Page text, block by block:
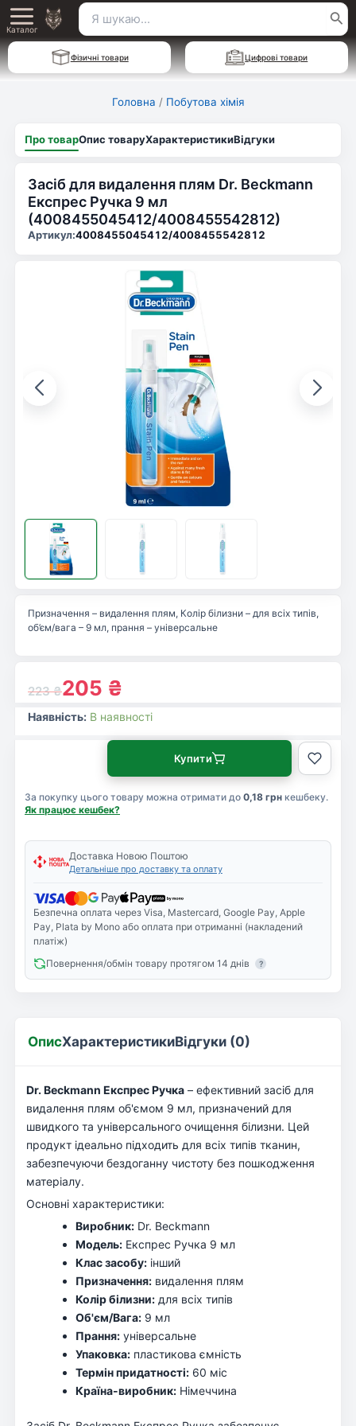
Перейти
до
вмісту
Main
Menu
Каталог
Пошук
для:
Фізичні товари Цифрові товари
Головна / Побутова хімія
Про товарОпис товаруХарактеристикиВідгуки
Засіб для видалення плям Dr. Beckmann
Експрес Ручка 9 мл
(4008455045412/4008455542812)
Артикул:4008455045412/4008455542812
223₴205 ₴
Призначення – видалення плям, Колір білизни – для всіх типів,
об’єм/вага – 9 мл, прання – універсальне
Наявність: В наявності
За покупку цього товару можна отримати до 0,18 грн кешбеку.
Як працює кешбек?
Купити
Доставка Новою Поштою
Детальніше про доставку та оплату
Безпечна оплата через Visa, Mastercard, Google Pay, Apple
Pay, Plata by Mono або оплата при отриманні (накладений
платіж)
Повернення/обмін товару протягом 14 днів
?
ОписХарактеристикиВідгуки (0)
Dr. Beckmann Експрес Ручка – ефективний засіб для
видалення плям об'ємом 9 мл, призначений для
швидкого та універсального очищення білизни. Цей
продукт ідеально підходить для всіх типів тканин,
забезпечуючи бездоганну чистоту без пошкодження
матеріалу.
Основні характеристики:
Виробник: Dr. Beckmann
Модель: Експрес Ручка 9 мл
Клас засобу: інший
Призначення: видалення плям
Колір білизни: для всіх типів
Об'єм/Вага: 9 мл
Прання: універсальне
Упаковка: пластикова ємність
Термін придатності: 60 міс
Країна-виробник: Німеччина